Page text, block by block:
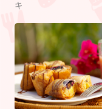
キ